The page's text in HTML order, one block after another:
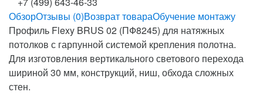
ОбзорОтзывы (0)Возврат товараОбучение монтажу
Профиль Flexy BRUS 02 (ПФ8245) для натяжных
потолков с гарпунной системой крепления полотна.
Для изготовления вертикального светового перехода
шириной 30 мм, конструкций, ниш, обхода сложных
стен.